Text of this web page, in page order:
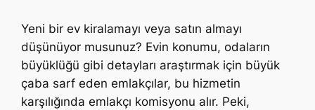
Yeni bir ev kiralamayı veya satın almayı
düşünüyor musunuz? Evin konumu, odaların
büyüklüğü gibi detayları araştırmak için büyük
çaba sarf eden emlakçılar, bu hizmetin
karşılığında emlakçı komisyonu alır. Peki,